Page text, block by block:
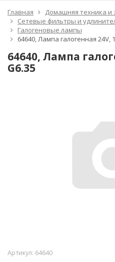
Главная
Домашняя техника и
Сетевые фильтры и
Галогеновые лампы
64640, Лампа галогенная 24V,
64640, Лампа
G6.35
Артикул: 64640